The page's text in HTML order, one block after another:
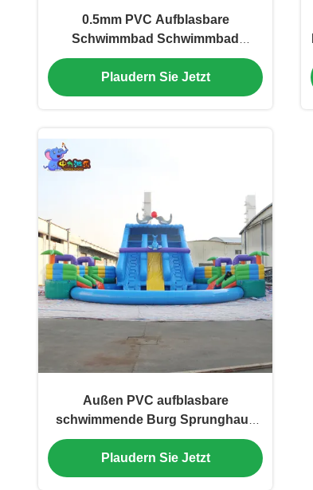
0.5mm PVC Aufblasbare
Schwimmbad Schwimmbad
Schwimmbad Schlittschleife
Wasserpark Interaktives Vergnügen
Plaudern Sie Jetzt
Außen PVC aufblasbare
schwimmende Burg Sprunghaus
Delfinrutsche
Plaudern Sie Jetzt